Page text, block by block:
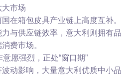
市场
箱包皮具产业链上高度互补。
与供应链效率，意大利则拥有品
费市场。
愿强烈，正处“窗口期”
影响，大量意大利优质中小品